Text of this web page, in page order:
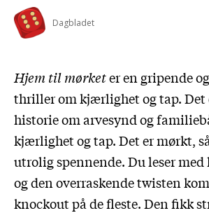
Dagbladet
Hjem til mørketer en gripende
thriller om kjærlighet og tap. Det
historie om arvesynd og
kjærlighet og tap. Det er mørkt,
utrolig spennende. Du leser med
og den overraskende twisten
knockout på de fleste. Den fikk